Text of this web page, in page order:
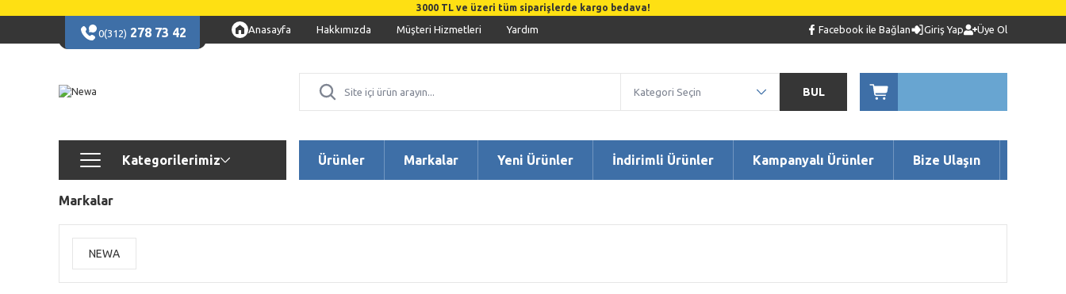
3000 TL ve üzeri tüm siparişlerde kargo bedava!
0(312) 278 73 42 Anasayfa Hakkımızda Müşteri Hizmetleri Yardım Facebook ile Bağlan Giriş Yap Üye Ol
BUL
Kategorilerimiz Ürünler Markalar Yeni Ürünler İndirimli Ürünler Kampanyalı Ürünler Bize Ulaşın
Markalar
NEWA